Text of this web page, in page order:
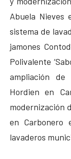
Abuela
sistema de
jamones
Polivalente
ampliación
Hordien en
modernización
en Carbonero
lavaderos